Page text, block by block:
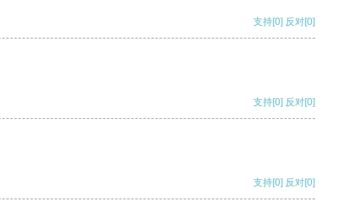
支持[0] 反对[0]
支持[0] 反对[0]
支持[0] 反对[0]